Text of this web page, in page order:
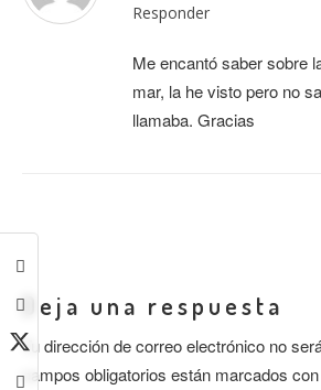
Responder
Me encantó saber sobre
mar, la he visto pero no
llamaba. Gracias
Deja una respuesta
Tu dirección de correo electrónico no
campos obligatorios están marcados con